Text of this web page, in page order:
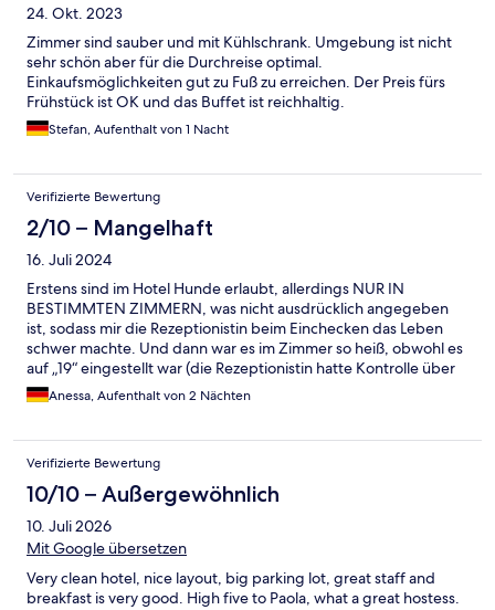
24. Okt. 2023
Zimmer sind sauber und mit Kühlschrank. Umgebung ist nicht
sehr schön aber für die Durchreise optimal.
Einkaufsmöglichkeiten gut zu Fuß zu erreichen. Der Preis fürs
Frühstück ist OK und das Buffet ist reichhaltig.
Stefan, Aufenthalt von 1 Nacht
Verifizierte Bewertung
2/10 – Mangelhaft
16. Juli 2024
Erstens sind im Hotel Hunde erlaubt, allerdings NUR IN
BESTIMMTEN ZIMMERN, was nicht ausdrücklich angegeben
ist, sodass mir die Rezeptionistin beim Einchecken das Leben
schwer machte. Und dann war es im Zimmer so heiß, obwohl es
auf „19“ eingestellt war (die Rezeptionistin hatte Kontrolle über
die kliKlimaanlage Temperatur)
Anessa, Aufenthalt von 2 Nächten
Verifizierte Bewertung
10/10 – Außergewöhnlich
10. Juli 2026
Mit Google übersetzen
Very clean hotel, nice layout, big parking lot, great staff and
breakfast is very good. High five to Paola, what a great hostess.